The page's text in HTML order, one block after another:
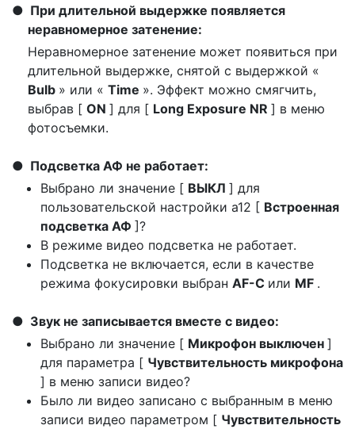
При длительной выдержке появляется
неравномерное затенение:
Неравномерное затенение может появиться при
длительной выдержке, снятой с выдержкой «
Bulb » или « Time ». Эффект можно смягчить,
выбрав [ ON ] для [ Long Exposure NR ] в меню
фотосъемки.
Подсветка АФ не работает:
Выбрано ли значение [ ВЫКЛ ] для
пользовательской настройки a12 [ Встроенная
подсветка АФ ]?
В режиме видео подсветка не работает.
Подсветка не включается, если в качестве
режима фокусировки выбран AF-C или MF .
Звук не записывается вместе с видео:
Выбрано ли значение [ Микрофон выключен ]
для параметра [ Чувствительность микрофона
] в меню записи видео?
Было ли видео записано с выбранным в меню
записи видео параметром [ Чувствительность